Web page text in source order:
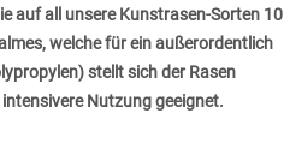
auf all unsere Kunstrasen-Sorten 10
welche für ein außerordentlich
stellt sich der Rasen
Nutzung geeignet.